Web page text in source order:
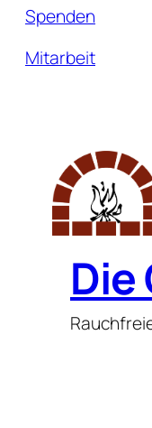
Spenden
Mitarbeit
Die